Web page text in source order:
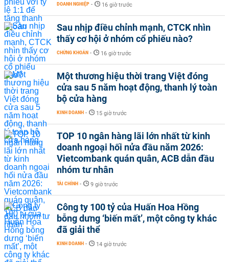
DOANH NGHIỆP - 16 giờ trước
Sau nhịp điều chỉnh mạnh, CTCK nhìn
thấy cơ hội ở nhóm cổ phiếu nào?
CHỨNG KHOÁN - 16 giờ trước
Một thương hiệu thời trang Việt đóng
cửa sau 5 năm hoạt động, thanh lý toàn
bộ cửa hàng
KINH DOANH - 15 giờ trước
TOP 10 ngân hàng lãi lớn nhất từ kinh
doanh ngoại hối nửa đầu năm 2026:
Vietcombank quán quân, ACB dẫn đầu
nhóm tư nhân
TÀI CHÍNH - 9 giờ trước
Công ty 100 tỷ của Huấn Hoa Hồng
bỗng dưng ‘biến mất’, một công ty khác
đã giải thể
KINH DOANH - 14 giờ trước